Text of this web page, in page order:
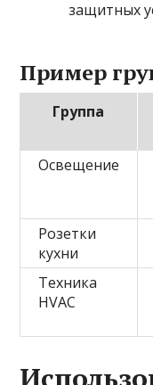
защитных
Пример
Группа
Освещение
Розетки
кухни
Техника
HVAC